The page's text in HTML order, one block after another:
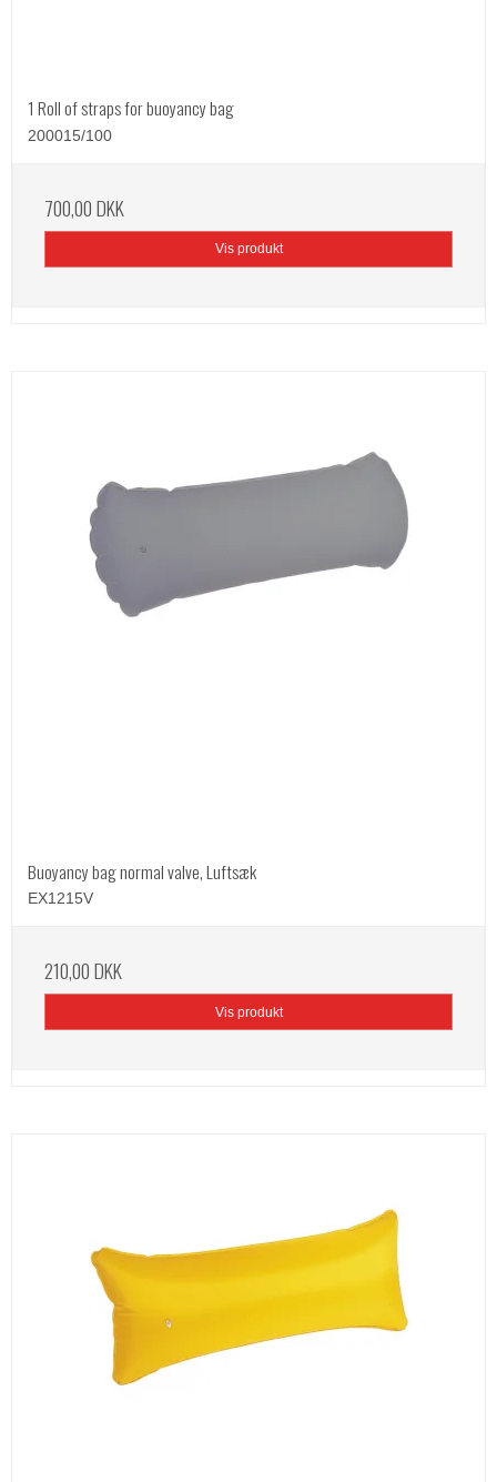
1 Roll of straps for buoyancy bag
200015/100
700,00 DKK
Vis produkt
Buoyancy bag normal valve, Luftsæk
EX1215V
210,00 DKK
Vis produkt